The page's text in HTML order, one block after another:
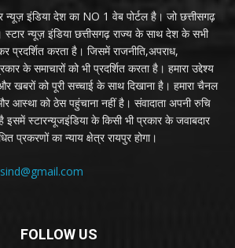
इंडिया देश का NO 1 वेब पोर्टल है। जो छत्तीसगढ़
स्टार न्यूज़ इंडिया छत्तीसगढ़ राज्य के साथ देश के सभी
प्रदर्शित करता है। जिसमें राजनीति,अपराध,
के समाचारों को भी प्रदर्शित करता है। हमारा उद्देश्य
खबरों को पूरी सच्चाई के साथ दिखाना है। हमारा चैनल
और आस्था को ठेस पहुंचाना नहीं है। संवादाता अपनी रुचि
इसमें स्टारन्यूजइंडिया के किसी भी प्रकार के जवाबदार
प्रकरणों का न्याय क्षेत्र रायपुर होगा।
FOLLOW US